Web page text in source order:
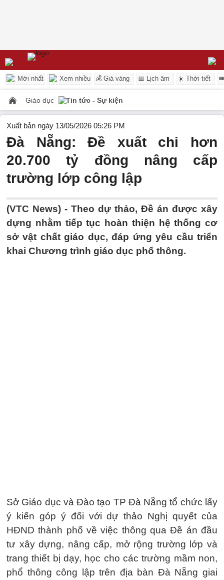
Mới nhất Xem nhiều 💰 Giá vàng 📅 Lịch âm ☀️ Thời tiết
Giáo dục Tin tức - Sự kiện
Xuất bản ngày 13/05/2026 05:26 PM
Đà Nẵng: Đề xuất chi hơn
20.700 tỷ đồng nâng cấp
trường lớp công lập
(VTC News) - Theo dự thảo, Đề án được xây
dựng nhằm tiếp tục hoàn thiện hệ thống cơ
sở vật chất giáo dục, đáp ứng yêu cầu triển
khai Chương trình giáo dục phổ thông.
Sở Giáo dục và Đào tạo TP Đà Nẵng tổ chức lấy
ý kiến góp ý đối với dự thảo Nghị quyết của
HĐND thành phố về việc thông qua Đề án đầu
tư xây dựng, nâng cấp, mở rộng trường lớp và
trang thiết bị dạy, học cho các trường mầm non,
phổ thông công lập trên địa bàn Đà Nẵng giai